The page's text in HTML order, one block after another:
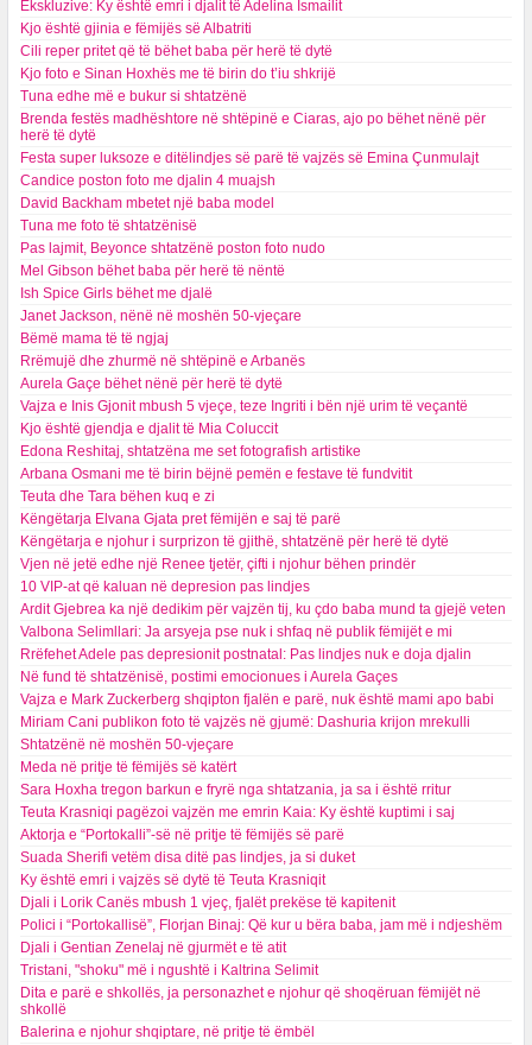
Ekskluzive: Ky është emri i djalit të Adelina Ismailit
Kjo është gjinia e fëmijës së Albatriti
Cili reper pritet që të bëhet baba për herë të dytë
Kjo foto e Sinan Hoxhës me të birin do t’iu shkrijë
Tuna edhe më e bukur si shtatzënë
Brenda festës madhështore në shtëpinë e Ciaras, ajo po bëhet nënë për
herë të dytë
Festa super luksoze e ditëlindjes së parë të vajzës së Emina Çunmulajt
Candice poston foto me djalin 4 muajsh
David Backham mbetet një baba model
Tuna me foto të shtatzënisë
Pas lajmit, Beyonce shtatzënë poston foto nudo
Mel Gibson bëhet baba për herë të nëntë
Ish Spice Girls bëhet me djalë
Janet Jackson, nënë në moshën 50-vjeçare
Bëmë mama të të ngjaj
Rrëmujë dhe zhurmë në shtëpinë e Arbanës
Aurela Gaçe bëhet nënë për herë të dytë
Vajza e Inis Gjonit mbush 5 vjeçe, teze Ingriti i bën një urim të veçantë
Kjo është gjendja e djalit të Mia Coluccit
Edona Reshitaj, shtatzëna me set fotografish artistike
Arbana Osmani me të birin bëjnë pemën e festave të fundvitit
Teuta dhe Tara bëhen kuq e zi
Këngëtarja Elvana Gjata pret fëmijën e saj të parë
Këngëtarja e njohur i surprizon të gjithë, shtatzënë për herë të dytë
Vjen në jetë edhe një Renee tjetër, çifti i njohur bëhen prindër
10 VIP-at që kaluan në depresion pas lindjes
Ardit Gjebrea ka një dedikim për vajzën tij, ku çdo baba mund ta gjejë veten
Valbona Selimllari: Ja arsyeja pse nuk i shfaq në publik fëmijët e mi
Rrëfehet Adele pas depresionit postnatal: Pas lindjes nuk e doja djalin
Në fund të shtatzënisë, postimi emocionues i Aurela Gaçes
Vajza e Mark Zuckerberg shqipton fjalën e parë, nuk është mami apo babi
Miriam Cani publikon foto të vajzës në gjumë: Dashuria krijon mrekulli
Shtatzënë në moshën 50-vjeçare
Meda në pritje të fëmijës së katërt
Sara Hoxha tregon barkun e fryrë nga shtatzania, ja sa i është rritur
Teuta Krasniqi pagëzoi vajzën me emrin Kaia: Ky është kuptimi i saj
Aktorja e “Portokalli”-së në pritje të fëmijës së parë
Suada Sherifi vetëm disa ditë pas lindjes, ja si duket
Ky është emri i vajzës së dytë të Teuta Krasniqit
Djali i Lorik Canës mbush 1 vjeç, fjalët prekëse të kapitenit
Polici i “Portokallisë”, Florjan Binaj: Që kur u bëra baba, jam më i ndjeshëm
Djali i Gentian Zenelaj në gjurmët e të atit
Tristani, "shoku" më i ngushtë i Kaltrina Selimit
Dita e parë e shkollës, ja personazhet e njohur që shoqëruan fëmijët në
shkollë
Balerina e njohur shqiptare, në pritje të ëmbël